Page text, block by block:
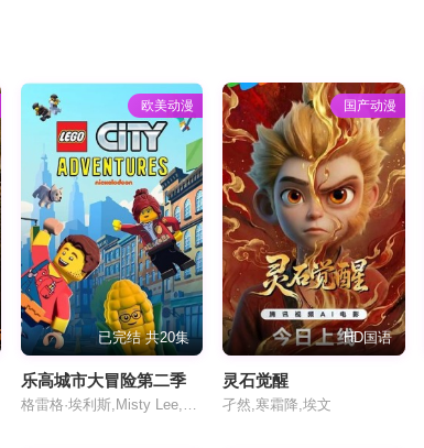
欧美动漫
已完结 共20集
乐高城市大冒险第二季
格雷格·埃利斯,Misty Lee,詹姆斯·阿诺德·泰勒,Joe Zieja
国产动漫
HD国语
灵石觉醒
孑然,寒霜降,埃文